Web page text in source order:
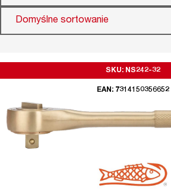
Domyślne sortowanie
SKU: NS242-32
EAN: 7314150356652